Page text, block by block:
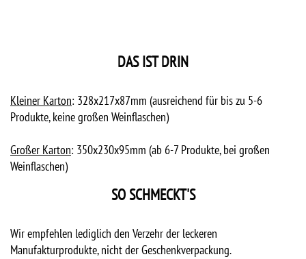
DAS IST DRIN
Kleiner Karton: 328x217x87mm (ausreichend für bis zu 5-6
Produkte, keine großen Weinflaschen)
Großer Karton: 350x230x95mm (ab 6-7 Produkte, bei großen
Weinflaschen)
SO SCHMECKT'S
Wir empfehlen lediglich den Verzehr der leckeren
Manufakturprodukte, nicht der Geschenkverpackung.